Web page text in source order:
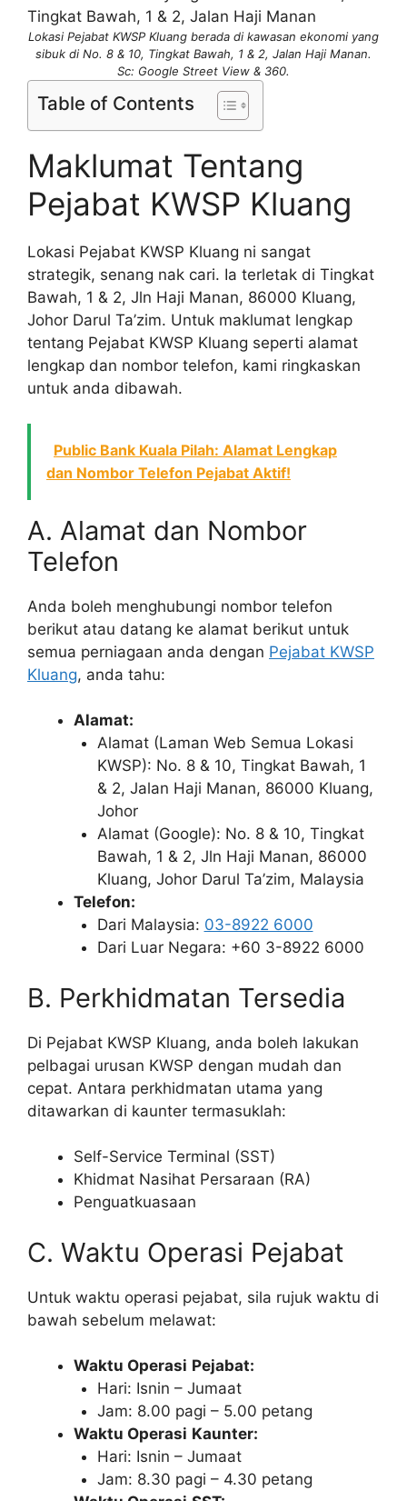
Lokasi Pejabat KWSP Kluang berada di kawasan ekonomi yang
sibuk di No. 8 & 10, Tingkat Bawah, 1 & 2, Jalan Haji Manan.
Sc: Google Street View & 360.
Table of Contents
Maklumat Tentang
Pejabat KWSP Kluang
Lokasi Pejabat KWSP Kluang ni sangat
strategik, senang nak cari. Ia terletak di Tingkat
Bawah, 1 & 2, Jln Haji Manan, 86000 Kluang,
Johor Darul Ta’zim. Untuk maklumat lengkap
tentang Pejabat KWSP Kluang seperti alamat
lengkap dan nombor telefon, kami ringkaskan
untuk anda dibawah.
Public Bank Kuala Pilah: Alamat Lengkap
dan Nombor Telefon Pejabat Aktif!
A. Alamat dan Nombor
Telefon
Anda boleh menghubungi nombor telefon
berikut atau datang ke alamat berikut untuk
semua perniagaan anda dengan Pejabat KWSP
Kluang, anda tahu:
Alamat:
Alamat (Laman Web Semua Lokasi
KWSP): No. 8 & 10, Tingkat Bawah, 1
& 2, Jalan Haji Manan, 86000 Kluang,
Johor
Alamat (Google): No. 8 & 10, Tingkat
Bawah, 1 & 2, Jln Haji Manan, 86000
Kluang, Johor Darul Ta’zim, Malaysia
Telefon:
Dari Malaysia: 03-8922 6000
Dari Luar Negara: +60 3-8922 6000
B. Perkhidmatan Tersedia
Di Pejabat KWSP Kluang, anda boleh lakukan
pelbagai urusan KWSP dengan mudah dan
cepat. Antara perkhidmatan utama yang
ditawarkan di kaunter termasuklah:
Self-Service Terminal (SST)
Khidmat Nasihat Persaraan (RA)
Penguatkuasaan
C. Waktu Operasi Pejabat
Untuk waktu operasi pejabat, sila rujuk waktu di
bawah sebelum melawat:
Waktu Operasi Pejabat:
Hari: Isnin – Jumaat
Jam: 8.00 pagi – 5.00 petang
Waktu Operasi Kaunter:
Hari: Isnin – Jumaat
Jam: 8.30 pagi – 4.30 petang